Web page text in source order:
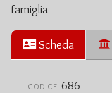
famiglia
Scheda
CODICE: 686